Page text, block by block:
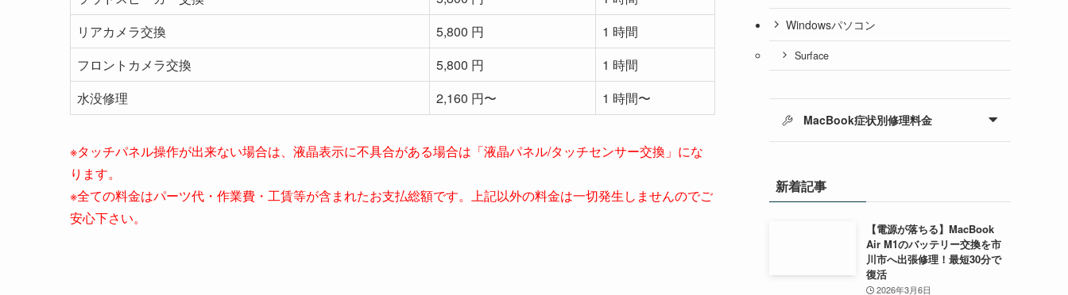
リアカメラ交換
5,800 円
1 時間
フロントカメラ交換
5,800 円
1 時間
水没修理
2,160 円〜 1 時間〜
※タッチパネル操作が出来ない場合は、液晶表示に不具合がある場合は「液晶パネル/タッチセンサー交換」にな
ります。
※全ての料金はパーツ代・作業費・工賃等が含まれたお支払総額です。上記以外の料金は一切発生しませんのでご
安心下さい。
Windowsパソコン
Surface
MacBook症状別修理料金
新着記事
【電源が落ちる】MacBook
Air M1のバッテリー交換を市
川市へ出張修理！最短30分で
復活
2026年3月6日